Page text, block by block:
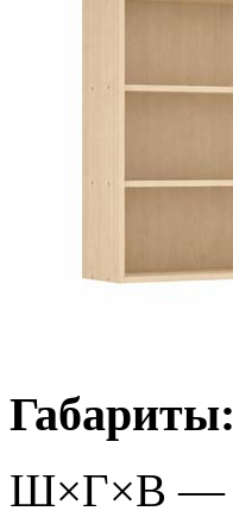
Габариты:
Ш×Г×В —